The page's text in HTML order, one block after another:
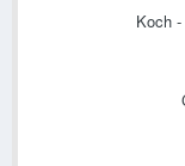
Koch